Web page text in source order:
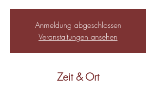
Anmeldung abgeschlossen
Veranstaltungen ansehen
Zeit & Ort